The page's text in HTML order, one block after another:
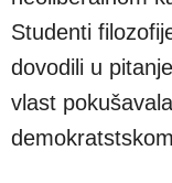
Studenti
dovodili u
vlast